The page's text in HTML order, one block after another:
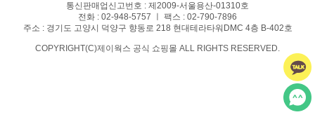
통신판매업신고번호 : 제2009-서울용산-01310호
전화 : 02-948-5757 ㅣ 팩스 : 02-790-7896
주소 : 경기도 고양시 덕양구 향동로 218 현대테라타워DMC 4층 B-402호
COPYRIGHT(C)제이웍스 공식 쇼핑몰 ALL RIGHTS RESERVED.